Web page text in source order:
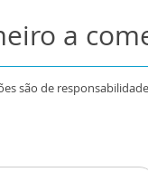
a
são de